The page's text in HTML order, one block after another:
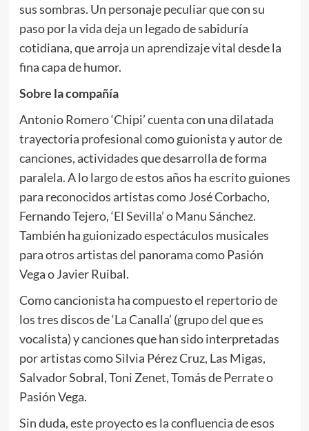
sus sombras. Un personaje peculiar que con su
paso por la vida deja un legado de sabiduría
cotidiana, que arroja un aprendizaje vital desde la
fina capa de humor.
Sobre la compañía
Antonio Romero ‘Chipi’ cuenta con una dilatada
trayectoria profesional como guionista y autor de
canciones, actividades que desarrolla de forma
paralela. A lo largo de estos años ha escrito guiones
para reconocidos artistas como José Corbacho,
Fernando Tejero, ‘El Sevilla’ o Manu Sánchez.
También ha guionizado espectáculos musicales
para otros artistas del panorama como Pasión
Vega o Javier Ruibal.
Como cancionista ha compuesto el repertorio de
los tres discos de ‘La Canalla’ (grupo del que es
vocalista) y canciones que han sido interpretadas
por artistas como Sìlvia Pérez Cruz, Las Migas,
Salvador Sobral, Toni Zenet, Tomás de Perrate o
Pasión Vega.
Sin duda, este proyecto es la confluencia de esos